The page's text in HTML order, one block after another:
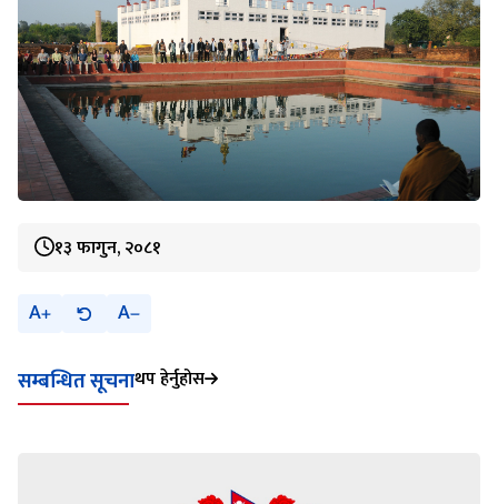
१३ फागुन, २०८१
A A
सम्बन्धित सूचनाथप हेर्नुहोस